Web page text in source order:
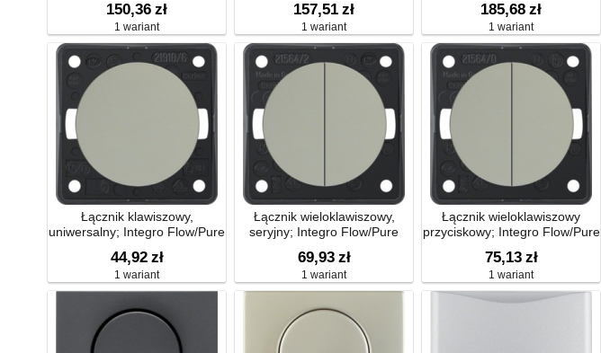
150,36 zł
1 wariant
157,51 zł
1 wariant
185,68 zł
1 wariant
Łącznik klawiszowy,
uniwersalny; Integro Flow/Pure
44,92 zł
1 wariant
Łącznik wieloklawiszowy,
seryjny; Integro Flow/Pure
69,93 zł
1 wariant
Łącznik wieloklawiszowy
przyciskowy; Integro Flow/Pure
75,13 zł
1 wariant